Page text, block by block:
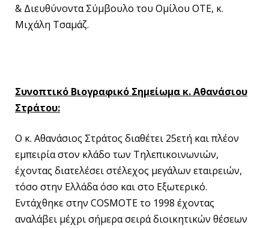
& Διευθύνοντα Σύμβουλο του Ομίλου ΟΤΕ, κ.
Μιχάλη Τσαμάζ.
Συνοπτικό Βιογραφικό Σημείωμα κ. Αθανάσιου
Στράτου:
Ο κ. Αθανάσιος Στράτος διαθέτει 25ετή και πλέον
εμπειρία στον κλάδο των Τηλεπικοινωνιών,
έχοντας διατελέσει στέλεχος μεγάλων εταιρειών,
τόσο στην Ελλάδα όσο και στο Εξωτερικό.
Εντάχθηκε στην COSMOTE το 1998 έχοντας
αναλάβει μέχρι σήμερα σειρά διοικητικών θέσεων